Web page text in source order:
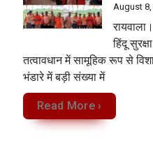
August
हिंदू
तत्वावधान में सामूहिक रूप से
भंडारे में बड़ी संख्या में
Read More ›